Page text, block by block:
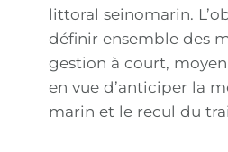
littoral seinomarin.
définir ensemble des
gestion à court,
en vue d’anticiper la
marin et le recul du